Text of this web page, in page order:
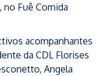
Fuê Comida
acompanhantes
da CDL Florises
Angela